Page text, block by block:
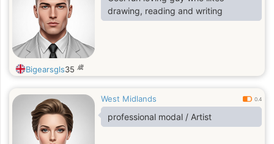
drawing, reading and writing
Bigearsgls35 歳
West Midlands 0.4
professional modal / Artist